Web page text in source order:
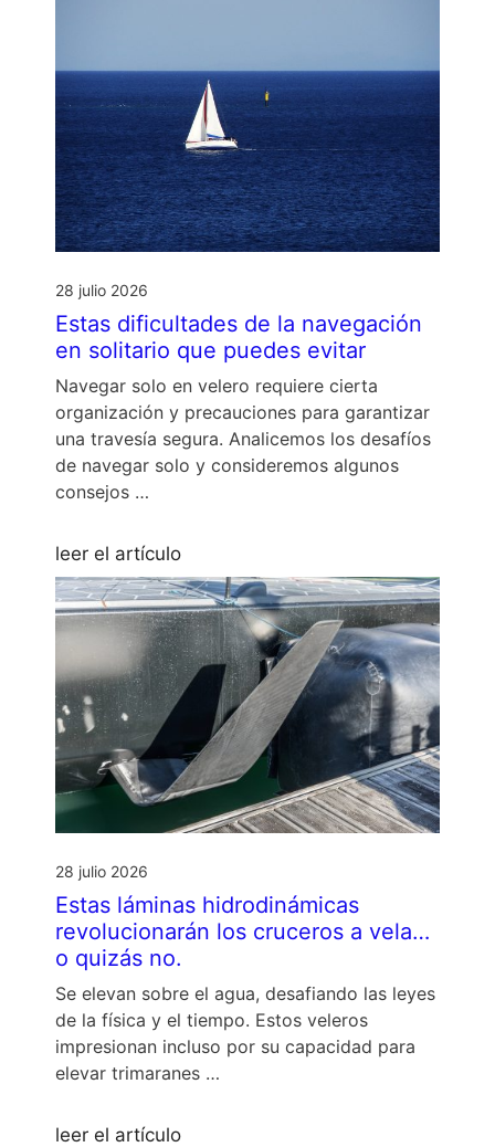
28 julio 2026
Estas dificultades de la navegación
en solitario que puedes evitar
Navegar solo en velero requiere cierta
organización y precauciones para garantizar
una travesía segura. Analicemos los desafíos
de navegar solo y consideremos algunos
consejos …
leer el artículo
28 julio 2026
Estas láminas hidrodinámicas
revolucionarán los cruceros a vela…
o quizás no.
Se elevan sobre el agua, desafiando las leyes
de la física y el tiempo. Estos veleros
impresionan incluso por su capacidad para
elevar trimaranes …
leer el artículo